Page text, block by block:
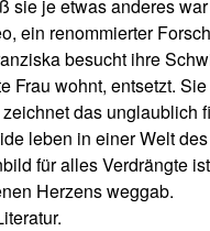
je etwas anderes
ein renommierter
besucht ihre
wohnt, entsetzt.
das unglaublich
leben in einer Welt
für alles Verdrängte
Herzens weggab.